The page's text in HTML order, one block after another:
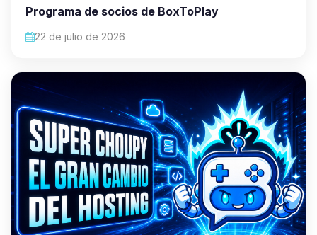
Programa de socios de BoxToPlay
22 de julio de 2026